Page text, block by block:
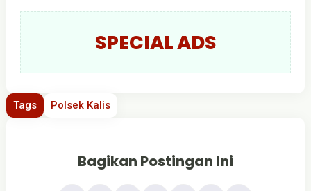
SPECIAL ADS
Tags Polsek Kalis
Bagikan Postingan Ini